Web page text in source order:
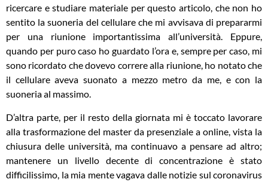
ricercare e studiare materiale per questo articolo, che non ho
sentito la suoneria del cellulare che mi avvisava di prepararmi
per una riunione importantissima all’università. Eppure,
quando per puro caso ho guardato l’ora e, sempre per caso, mi
sono ricordato che dovevo correre alla riunione, ho notato che
il cellulare aveva suonato a mezzo metro da me, e con la
suoneria al massimo.
D’altra parte, per il resto della giornata mi è toccato lavorare
alla trasformazione del master da presenziale a online, vista la
chiusura delle università, ma continuavo a pensare ad altro;
mantenere un livello decente di concentrazione è stato
difficilissimo, la mia mente vagava dalle notizie sul coronavirus